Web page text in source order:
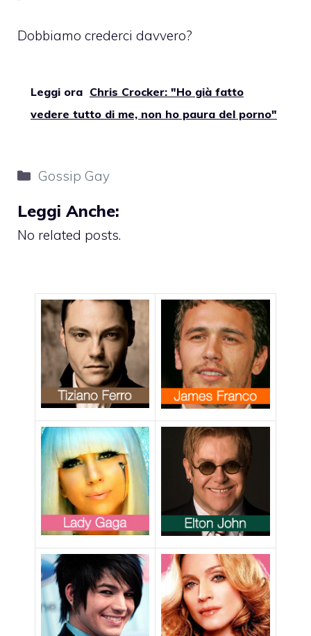
Dobbiamo crederci davvero?
Leggi ora Chris Crocker: "Ho già fatto
vedere tutto di me, non ho paura del porno"
Categorie
Gossip Gay
Leggi Anche:
No related posts.